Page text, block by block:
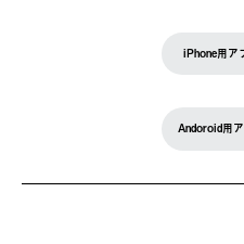
iPhone用ア
Andoroid用